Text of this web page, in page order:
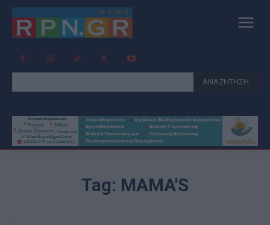
ΑΝΑΖΗΤΗΣΗ
Tag: MAMA'S